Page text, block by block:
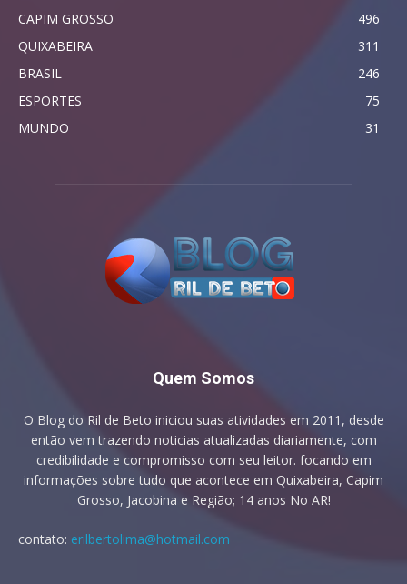
CAPIM GROSSO
496
QUIXABEIRA
311
BRASIL
246
ESPORTES
75
MUNDO
31
Quem Somos
O Blog do Ril de Beto iniciou suas atividades em 2011, desde
então vem trazendo noticias atualizadas diariamente, com
credibilidade e compromisso com seu leitor. focando em
informações sobre tudo que acontece em Quixabeira, Capim
Grosso, Jacobina e Região; 14 anos No AR!
contato: erilbertolima@hotmail.com